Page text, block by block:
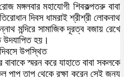
মঙ্গলবার মহাযোগী শিবকল্পতরু বাবা
দিবস ধামরাই শ্রীশ্রী লোকনাথ
মন্দিরে সামাজিক দূরত্ব বজায় রেখে
উদযাপিত হয়।
উপস্থিত
স্মরন করে যাহাতে বাবা সকলকে
পাপ তাপ থেকে রক্ষা করেন সেই জন্য